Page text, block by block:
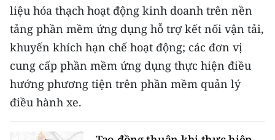
한국어
liệu hóa thạch hoạt động kinh doanh trên nền
tảng phần mềm ứng dụng hỗ trợ kết nối vận tải,
khuyến khích hạn chế hoạt động; các đơn vị
cung cấp phần mềm ứng dụng thực hiện điều
hướng phương tiện trên phần mềm quản lý
điều hành xe.